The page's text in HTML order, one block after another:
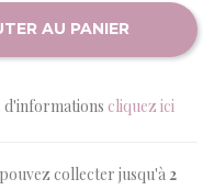
AU PANIER
cliquez ici
collecter jusqu'à2